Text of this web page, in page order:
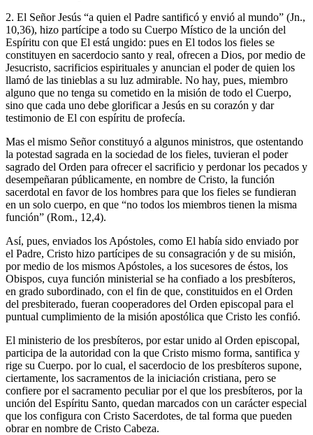
2. El Señor Jesús “a quien el Padre santificó y envió al mundo” (Jn.,
10,36), hizo partícipe a todo su Cuerpo Místico de la unción del
Espíritu con que El está ungido: pues en El todos los fieles se
constituyen en sacerdocio santo y real, ofrecen a Dios, por medio de
Jesucristo, sacrificios espirituales y anuncian el poder de quien los
llamó de las tinieblas a su luz admirable. No hay, pues, miembro
alguno que no tenga su cometido en la misión de todo el Cuerpo,
sino que cada uno debe glorificar a Jesús en su corazón y dar
testimonio de El con espíritu de profecía.
Mas el mismo Señor constituyó a algunos ministros, que ostentando
la potestad sagrada en la sociedad de los fieles, tuvieran el poder
sagrado del Orden para ofrecer el sacrificio y perdonar los pecados y
desempeñaran públicamente, en nombre de Cristo, la función
sacerdotal en favor de los hombres para que los fieles se fundieran
en un solo cuerpo, en que “no todos los miembros tienen la misma
función” (Rom., 12,4).
Así, pues, enviados los Apóstoles, como El había sido enviado por
el Padre, Cristo hizo partícipes de su consagración y de su misión,
por medio de los mismos Apóstoles, a los sucesores de éstos, los
Obispos, cuya función ministerial se ha confiado a los presbíteros,
en grado subordinado, con el fin de que, constituidos en el Orden
del presbiterado, fueran cooperadores del Orden episcopal para el
puntual cumplimiento de la misión apostólica que Cristo les confió.
El ministerio de los presbíteros, por estar unido al Orden episcopal,
participa de la autoridad con la que Cristo mismo forma, santifica y
rige su Cuerpo. por lo cual, el sacerdocio de los presbíteros supone,
ciertamente, los sacramentos de la iniciación cristiana, pero se
confiere por el sacramento peculiar por el que los presbíteros, por la
unción del Espíritu Santo, quedan marcados con un carácter especial
que los configura con Cristo Sacerdotes, de tal forma que pueden
obrar en nombre de Cristo Cabeza.